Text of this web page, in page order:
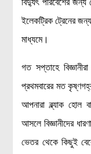
ইলেকট্রিক ট্রেনের
মাধ্যমে।
গত সপ্তাহে
প্রথমবারের মত
আপনারা ব্ল্যাক হোল
আসলে বিজ্ঞানীদের
ভেতর থেকে কিছুই